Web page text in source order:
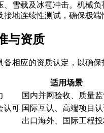
雪载及冰雹冲击。机械
地连续性测试，确保极端
与资质
相应的资质认定，以确
适用场景
国内并网验收、质量
认可 国际互认、高端项目
出口海外、国际工程